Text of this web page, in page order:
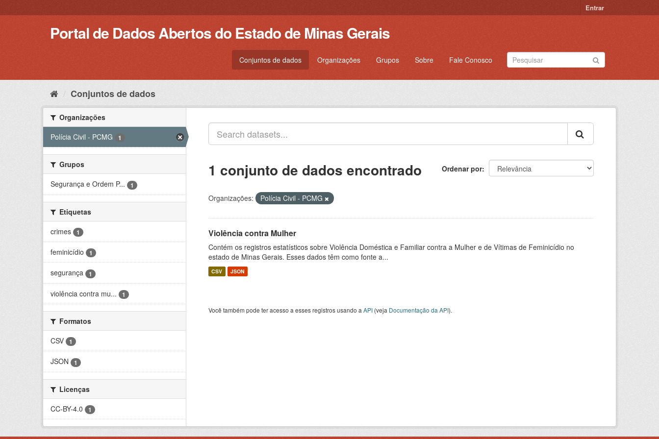
para
Entrar
Portal de Dados Abertos do Estado de Minas Gerais
Conjuntos de dados Organizações Grupos Sobre Fale Conosco
Conjuntos de dados
Organizações
Polícia Civil - PCMG
1
Grupos
Segurança e Ordem P...
1
Etiquetas
crimes
1
feminicídio 1
segurança 1
violência contra mu... 1
Formatos
CSV
1
JSON 1
Licenças
CC-BY-4.0
1
Ordenar por
1 conjunto de dados encontrado
Organizações: Polícia Civil - PCMG
Violência contra Mulher
Contém os registros estatísticos sobre Violência Doméstica e Familiar contra a Mulher e de Vítimas de Feminicídio no
estado de Minas Gerais. Esses dados têm como fonte a...
CSV JSON
Você também pode ter acesso a esses registros usando a API (veja Documentação da API).